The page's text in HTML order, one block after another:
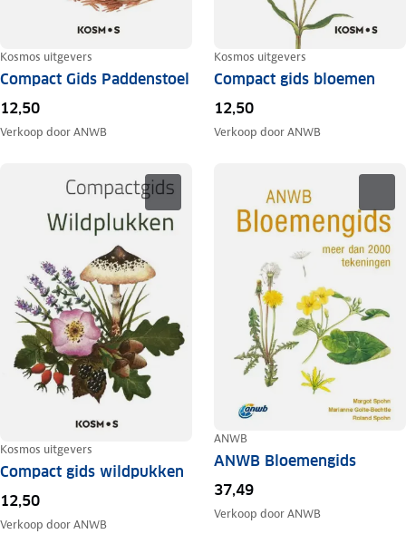
Kosmos uitgevers
Compact Gids Paddenstoel
12,50
Verkoop doorANWB
Kosmos uitgevers
Compact gids bloemen
12,50
Verkoop doorANWB
Kosmos uitgevers
Compact gids wildpukken
12,50
Verkoop doorANWB
ANWB
ANWB Bloemengids
37,49
Verkoop doorANWB